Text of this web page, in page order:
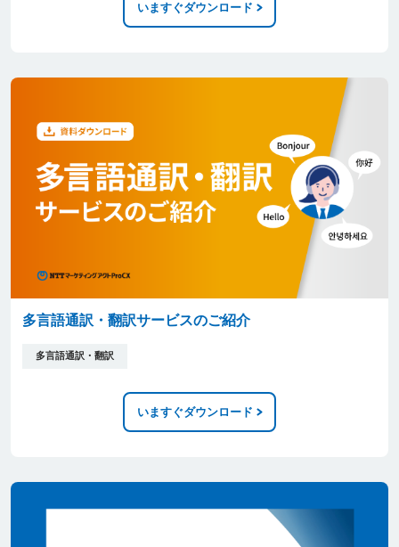
いますぐダウンロード
多言語通訳・翻訳サービスのご紹介
多言語通訳・翻訳
いますぐダウンロード